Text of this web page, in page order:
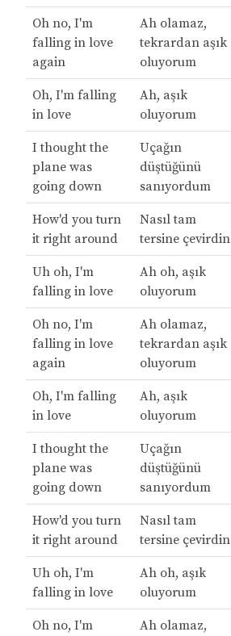
Oh no, I'm
falling in love
again
Ah olamaz,
tekrardan aşık
oluyorum
Oh, I'm falling
in love
Ah, aşık
oluyorum
I thought the
plane was
going down
Uçağın
düştüğünü
sanıyordum
How'd you turn
it right around
Nasıl tam
tersine çevirdin
Uh oh, I'm
falling in love
Ah oh, aşık
oluyorum
Oh no, I'm
falling in love
again
Ah olamaz,
tekrardan aşık
oluyorum
Oh, I'm falling
in love
Ah, aşık
oluyorum
I thought the
plane was
going down
Uçağın
düştüğünü
sanıyordum
How'd you turn
it right around
Nasıl tam
tersine çevirdin
Uh oh, I'm
falling in love
Ah oh, aşık
oluyorum
Oh no, I'm
Ah olamaz,